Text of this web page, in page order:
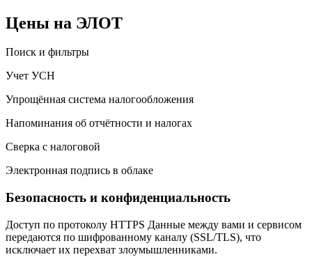
Цены на ЭЛОТ
Поиск и фильтры
Учет УСН
Упрощённая система налогообложения
Напоминания об отчётности и налогах
Сверка с налоговой
Электронная подпись в облаке
Безопасность и конфиденциальность
Доступ по протоколу HTTPS Данные между вами и сервисом
передаются по шифрованному каналу (SSL/TLS), что
исключает их перехват злоумышленниками.